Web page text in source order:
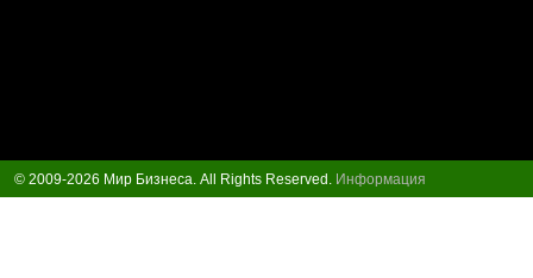
© 2009-2026 Мир Бизнеса. All Rights Reserved. Информация